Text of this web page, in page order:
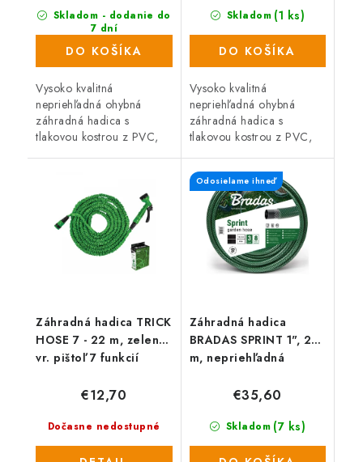
Skladom - dodanie do
7 dní
(82 ks)
DO KOŠÍKA
Vysoko kvalitná
nepriehľadná ohybná
záhradná hadica s
tlakovou kostrou z PVC,
záhradníctve). Zosilnená
stena...
Skladom (1 ks)
DO KOŠÍKA
Vysoko kvalitná
nepriehľadná ohybná
záhradná hadica s
tlakovou kostrou z PVC,
všeobecné použitie (napr.
v poľnohospodárstve a
záhradníctve). Zosilnená
stena...
Záhradná hadica TRICK
HOSE 7 - 22 m, zelená,
vr. pištoľ 7 funkcií
Dočasne nedostupné
€12,70
Záhradná hadica
BRADAS SPRINT 1", 25
m, nepriehľadná
Odosielame ihneď
Skladom (7 ks)
€35,60